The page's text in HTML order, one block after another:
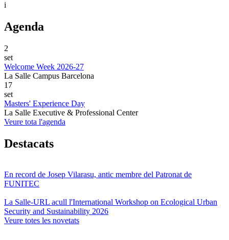
i
Agenda
2
set
Welcome Week 2026-27
La Salle Campus Barcelona
17
set
Masters' Experience Day
La Salle Executive & Professional Center
Veure tota l'agenda
Destacats
En record de Josep Vilarasu, antic membre del Patronat de
FUNITEC
La Salle-URL acull l'International Workshop on Ecological Urban
Security and Sustainability 2026
Veure totes les novetats